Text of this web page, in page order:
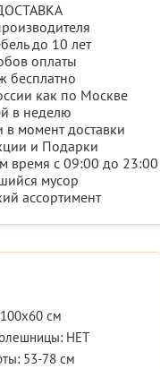
до 10 лет
оплаты
бесплатно
как по Москве
в неделю
в момент доставки
и Подарки
время с 09:00 до 23:00
мусор
ассортимент
см
НЕТ
53-78 см